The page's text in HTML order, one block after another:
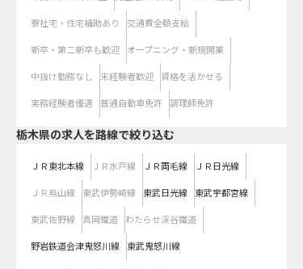
寮社宅・住宅補助あり 交通費全額支給
新卒・第二新卒も歓迎 オープニング・新規開業
中抜け勤務なし 未経験者歓迎 資格を活かせる
実務経験者優遇 普通自動車免許 調理師免許
栃木県の求人を路線で絞り込む
ＪＲ東北本線 ＪＲ水戸線 ＪＲ両毛線 ＪＲ日光線
ＪＲ烏山線 東武伊勢崎線 東武日光線 東武宇都宮線
東武佐野線 真岡鐵道 わたらせ渓谷鐵道
野岩鉄道会津鬼怒川線 東武鬼怒川線